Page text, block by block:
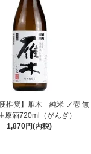
便推奨】雁木 純米 ノ壱 無
原酒720ml（がんぎ）
1,870円(内税)